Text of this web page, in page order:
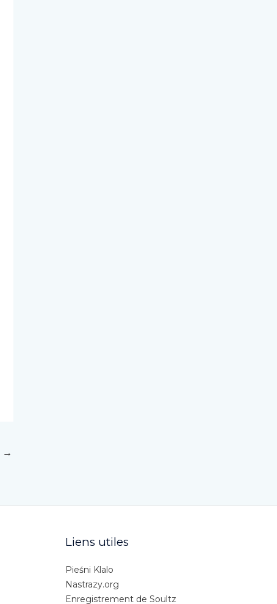
→
Liens utiles
Pieśni Klalo
Nastrazy.org
Enregistrement de Soultz